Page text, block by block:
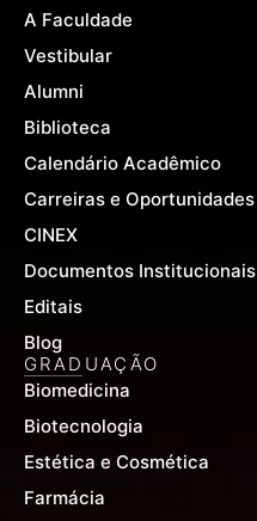
k
f
A Faculdade
Vestibular
Alumni
Biblioteca
Calendário Acadêmico
Carreiras e Oportunidades
CINEX
Documentos Institucionais
Editais
Blog
GRADUAÇÃO
Biomedicina
Biotecnologia
Estética e Cosmética
Farmácia